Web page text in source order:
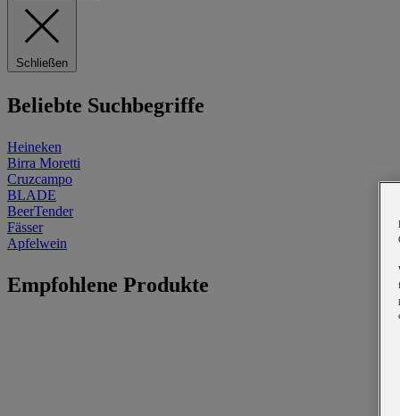
Schließen
Beliebte Suchbegriffe
Heineken
Birra Moretti
Cruzcampo
BLADE
BeerTender
Fässer
Apfelwein
Empfohlene Produkte